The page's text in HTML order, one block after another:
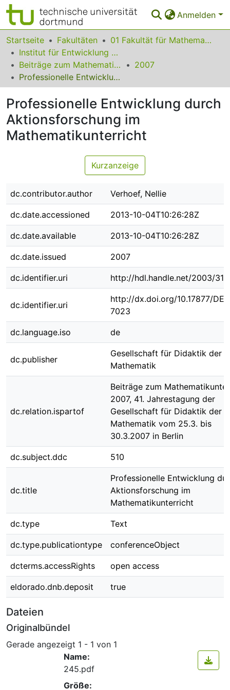
Anmelden
Bereiche & Sammlungen
Das gesamte Repositorium
Statistiken
FAQ
Leitlinien
Zurück zur Startseite
Startseite Fakultäten
01 Fakultät für Mathematik
Institut für Entwicklung und Erforschung des Mathematikunterrichts
Beiträge zum Mathematikunterricht
2007
Professionelle Entwicklung durch Aktionsforschung im Mathematikunterricht
Professionelle Entwicklung durch
Aktionsforschung im
Mathematikunterricht
Kurzanzeige
dc.contributor.author Verhoef, Nellie
dc.date.accessioned 2013-10-04T10:26:28Z
dc.date.available 2013-10-04T10:26:28Z
dc.date.issued 2007
dc.identifier.uri http://hdl.handle.net/2003/
dc.identifier.uri
http://dx.doi.org/10.17877/
7023
dc.language.iso de
dc.publisher
Gesellschaft für Didaktik der
Mathematik
dc.relation.ispartof
Beiträge zum
2007, 41. Jahrestagung der
Gesellschaft für Didaktik der
Mathematik vom 25.3. bis
30.3.2007 in Berlin
dc.subject.ddc 510
dc.title
Professionelle Entwicklung
Aktionsforschung im
Mathematikunterricht
dc.type Text
dc.type.publicationtype conferenceObject
dcterms.accessRights open access
eldorado.dnb.deposit true
Dateien
Originalbündel
Gerade angezeigt 1 - 1 von 1
Name:
245.pdf
Größe: